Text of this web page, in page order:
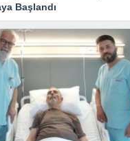
Başlandı